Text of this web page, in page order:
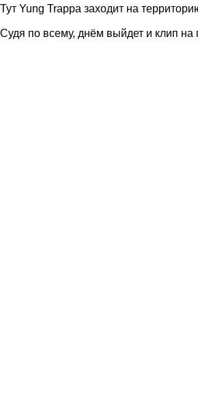
Тут Yung Trappa заходит на
Судя по всему, днём выйдет и клип на